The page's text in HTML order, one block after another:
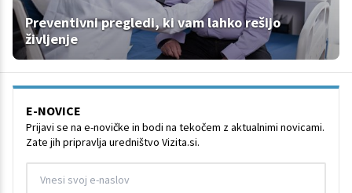
Preventivni pregledi, ki vam lahko rešijo
življenje
E-NOVICE
Prijavi se na e-novičke in bodi na tekočem z aktualnimi novicami.
Zate jih pripravlja uredništvo Vizita.si.